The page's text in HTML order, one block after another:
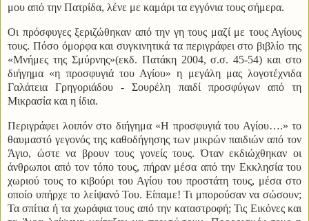
μου από την Πατρίδα, λένε με καμάρι τα εγγόνια τους σήμερα.
Οι πρόσφυγες ξεριζώθηκαν από την γη τους μαζί με τους Αγίους
τους. Πόσο όμορφα και συγκινητικά τα περιγράφει στο βιβλίο της
«Μνήμες της Σμύρνης»(εκδ. Πατάκη 2004, σ.σ. 45-54) και στο
διήγημα «η προσφυγιά του Αγίου» η μεγάλη μας λογοτέχνιδα
Γαλάτεια Γρηγοριάδου - Σουρέλη παιδί προσφύγων από τη
Μικρασία και η ίδια.
Περιγράφει λοιπόν στο διήγημα «Η προσφυγιά του Αγίου….» το
θαυμαστό γεγονός της καθοδήγησης των μικρών παιδιών από τον
Άγιο, ώστε να βρουν τους γονείς τους. Όταν εκδιώχθηκαν οι
άνθρωποι από τον τόπο τους, πήραν μέσα από την Εκκλησία του
χωριού τους το κιβούρι του Αγίου του προστάτη τους, μέσα στο
οποίο υπήρχε το λείψανό Του. Είπαμε! Τι μπορούσαν να σώσουν;
Τα σπίτια ή τα χωράφια τους από την καταστροφή; Τις Εικόνες και